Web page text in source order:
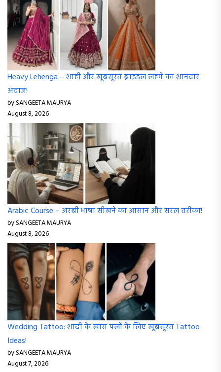
Heavy Lehenga – शाही और खूबसूरत ब्राइडल लहंगे का शानदार
अंदाज!
by SANGEETA MAURYA
August 8, 2026
Arabic Course – अरबी भाषा सीखने का आसान और सरल तरीका!
by SANGEETA MAURYA
August 8, 2026
Wedding Tattoo: शादी के खास पलों के लिए खूबसूरत Tattoo
Ideas!
by SANGEETA MAURYA
August 7, 2026